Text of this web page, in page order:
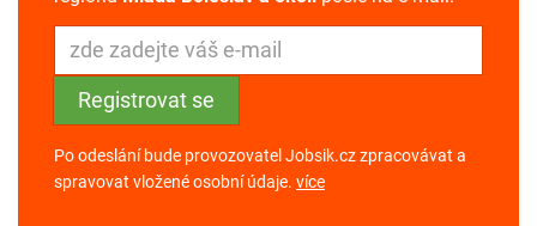
Po odeslání bude provozovatel Jobsik.cz zpracovávat a
spravovat vložené osobní údaje. více